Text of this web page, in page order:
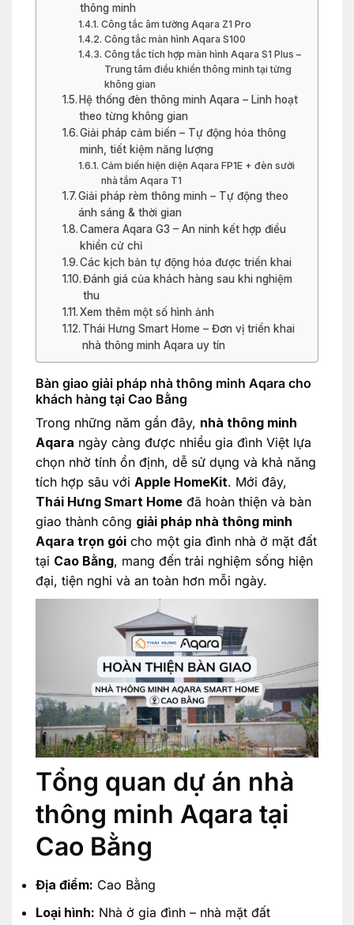
thông minh
Công tắc âm tường Aqara Z1 Pro
Công tắc màn hình Aqara S100
Công tắc tích hợp màn hình Aqara S1 Plus –
Trung tâm điều khiển thông minh tại từng
không gian
Hệ thống đèn thông minh Aqara – Linh hoạt
theo từng không gian
Giải pháp cảm biến – Tự động hóa thông
minh, tiết kiệm năng lượng
Cảm biến hiện diện Aqara FP1E + đèn sưởi
nhà tắm Aqara T1
Giải pháp rèm thông minh – Tự động theo
ánh sáng & thời gian
Camera Aqara G3 – An ninh kết hợp điều
khiển cử chỉ
Các kịch bản tự động hóa được triển khai
Đánh giá của khách hàng sau khi nghiệm
thu
Xem thêm một số hình ảnh
Thái Hưng Smart Home – Đơn vị triển khai
nhà thông minh Aqara uy tín
Bàn giao giải pháp nhà thông minh Aqara cho
khách hàng tại Cao Bằng
Trong những năm gần đây, nhà thông minh
Aqara ngày càng được nhiều gia đình Việt lựa
chọn nhờ tính ổn định, dễ sử dụng và khả năng
tích hợp sâu với Apple HomeKit. Mới đây,
Thái Hưng Smart Homeđã hoàn thiện và bàn
giao thành công giải pháp nhà thông minh
Aqara trọn góicho một gia đình nhà ở mặt đất
tại Cao Bằng, mang đến trải nghiệm sống hiện
đại, tiện nghi và an toàn hơn mỗi ngày.
Tổng quan dự án nhà
thông minh Aqara tại
Cao Bằng
Địa điểm: Cao Bằng
Loại hình: Nhà ở gia đình – nhà mặt đất